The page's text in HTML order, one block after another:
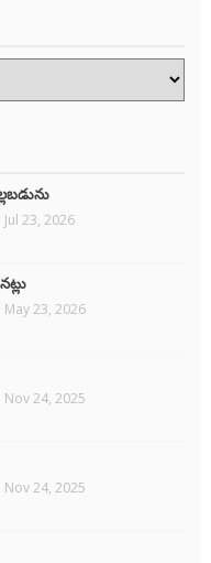
Jul 23, 2026
May 23, 2026
Nov 24, 2025
Nov 24, 2025